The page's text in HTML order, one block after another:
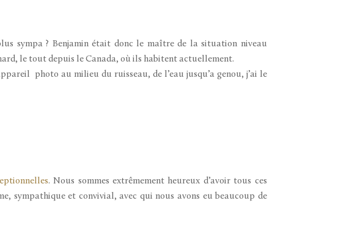
sympa ? Benjamin était donc le maître de la situation niveau
le tout depuis le Canada, où ils habitent actuellement.
photo au milieu du ruisseau, de l’eau jusqu’a genou, j’ai le
. Nous sommes extrêmement heureux d’avoir tous ces
sympathique et convivial, avec qui nous avons eu beaucoup de